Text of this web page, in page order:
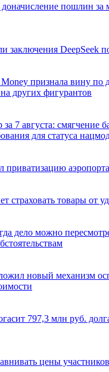
пошлин за
заключения DeepSeek
признала вину по
других фигурантов
7 августа: смягчение
для статуса
приватизацию
страховать товары от
дело можно
новый механизм
797,3 млн руб.
цены участников